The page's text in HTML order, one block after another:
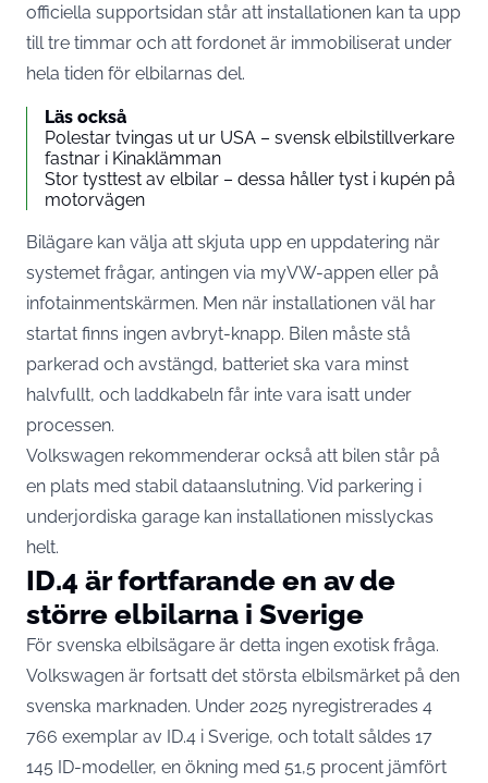
officiella supportsidan står att installationen kan ta upp
till tre timmar och att fordonet är immobiliserat under
hela tiden för elbilarnas del.
Läs också
Polestar tvingas ut ur USA – svensk elbilstillverkare
fastnar i Kinaklämman
Stor tysttest av elbilar – dessa håller tyst i kupén på
motorvägen
Bilägare kan välja att skjuta upp en uppdatering när
systemet frågar, antingen via myVW-appen eller på
infotainmentskärmen. Men när installationen väl har
startat finns ingen avbryt-knapp. Bilen måste stå
parkerad och avstängd, batteriet ska vara minst
halvfullt, och laddkabeln får inte vara isatt under
processen.
Volkswagen rekommenderar också att bilen står på
en plats med stabil dataanslutning. Vid parkering i
underjordiska garage kan installationen misslyckas
helt.
ID.4 är fortfarande en av de
större elbilarna i Sverige
För svenska elbilsägare är detta ingen exotisk fråga.
Volkswagen är fortsatt det största elbilsmärket på den
svenska marknaden. Under 2025 nyregistrerades 4
766 exemplar av ID.4 i Sverige, och totalt såldes 17
145 ID-modeller, en ökning med 51,5 procent jämfört